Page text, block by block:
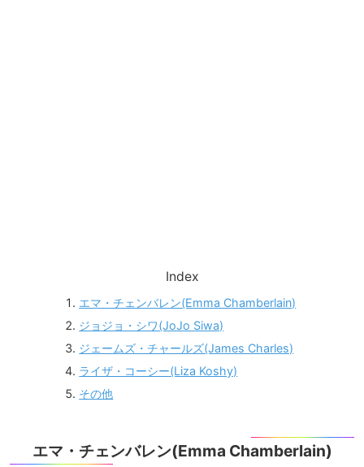
Index
エマ・チェンバレン(Emma Chamberlain)
ジョジョ・シワ(JoJo Siwa)
ジェームズ・チャールズ(James Charles)
ライザ・コーシー(Liza Koshy)
その他
エマ・チェンバレン(Emma Chamberlain)